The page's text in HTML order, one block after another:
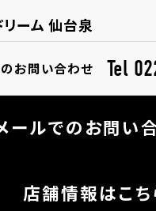
ーム 仙台泉
お問い合わせ Tel
ールでのお問い
店舗情報はこち
ドリーム 所沢
ドリーム 大宮